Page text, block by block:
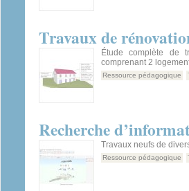
Travaux de
Étude complète de
comprenant 2
Ressource pédagogique
Recherche
Travaux neufs de
Ressource pédagogique